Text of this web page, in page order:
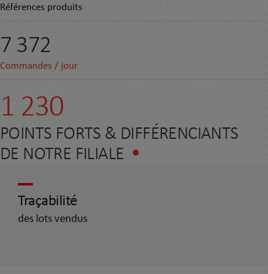
Références produits
7 600
Commandes / jour
1 973
POINTS FORTS & DIFFÉRENCIANTS
DE NOTRE FILIALE
Traçabilité
des lots vendus